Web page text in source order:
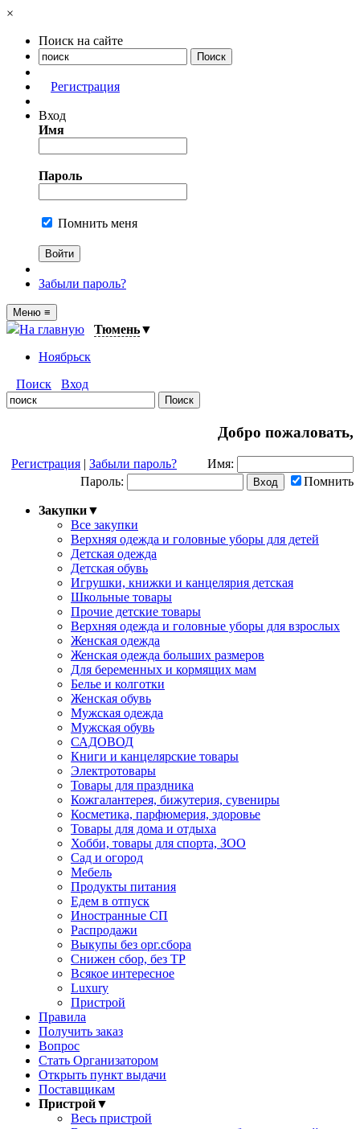
×
Поиск на сайте
Регистрация
Вход
Имя
Пароль
Помнить меня
Забыли пароль?
Меню ≡
На главную Тюмень▼
Ноябрьск
Поиск
Вход
Добро пожаловать,
Регистрация | Забыли пароль?
Имя:
Пароль:
Помнить
Закупки▼
Все закупки
Верхняя одежда и головные уборы для детей
Детская одежда
Детская обувь
Игрушки, книжки и канцелярия детская
Школьные товары
Прочие детские товары
Верхняя одежда и головные уборы для взрослых
Женская одежда
Женская одежда больших размеров
Для беременных и кормящих мам
Белье и колготки
Женская обувь
Мужская одежда
Мужская обувь
САДОВОД
Книги и канцелярские товары
Электротовары
Товары для праздника
Кожгалантерея, бижутерия, сувениры
Косметика, парфюмерия, здоровье
Товары для дома и отдыха
Хобби, товары для спорта, ЗОО
Сад и огород
Мебель
Продукты питания
Едем в отпуск
Иностранные СП
Распродажи
Выкупы без орг.сбора
Снижен сбор, без ТР
Всякое интересное
Luxury
Пристрой
Правила
Получить заказ
Вопрос
Стать Организатором
Открыть пункт выдачи
Поставщикам
Пристрой▼
Весь пристрой